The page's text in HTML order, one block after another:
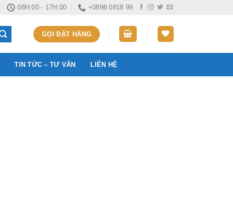
08H:00 - 17H:00 +0898 0818 99
GỌI ĐẶT HÀNG
TIN TỨC – TƯ VẤN LIÊN HỆ